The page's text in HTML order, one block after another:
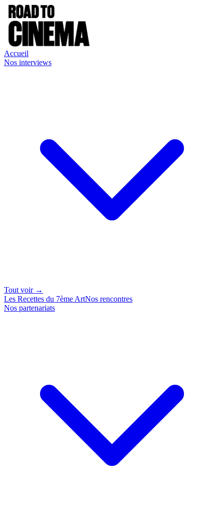
Accueil
Nos interviews
Tout voir →
Les Recettes du 7ème ArtNos rencontres
Nos partenariats